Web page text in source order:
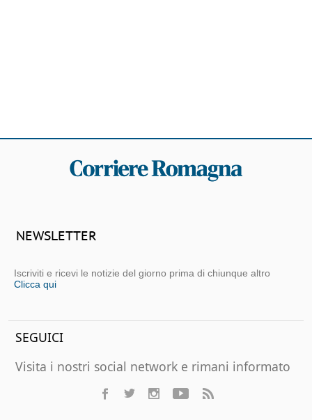
NEWSLETTER
Iscriviti e ricevi le notizie del giorno prima di chiunque altro
Clicca qui
SEGUICI
Visita i nostri social network e rimani informato